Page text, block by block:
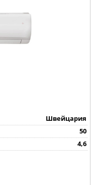
Швейцария
50
4,6